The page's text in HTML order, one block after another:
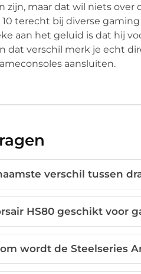
zijn, maar dat wil niets
terecht bij diverse
aan het geluid is dat hij
dat verschil merk je echt
aansluiten.
verschil tussen
HS80 geschikt voor
wordt de Steelseries